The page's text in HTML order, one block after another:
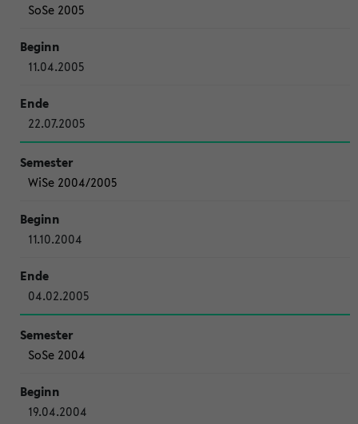
SoSe 2005
11.04.2005
22.07.2005
WiSe 2004/2005
11.10.2004
04.02.2005
SoSe 2004
19.04.2004